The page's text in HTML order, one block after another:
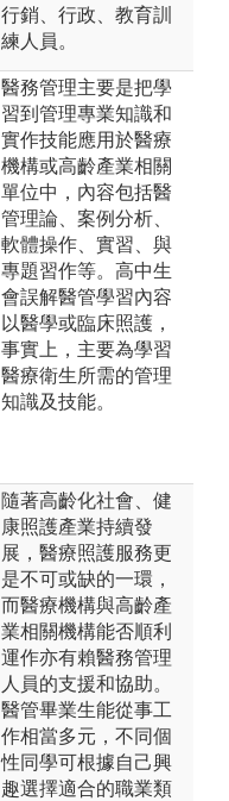
行銷、行政、教育訓
練人員。
醫務管理主要是把學
習到管理專業知識和
實作技能應用於醫療
機構或高齡產業相關
單位中，內容包括醫
管理論、案例分析、
軟體操作、實習、與
專題習作等。高中生
會誤解醫管學習內容
以醫學或臨床照護，
事實上，主要為學習
醫療衛生所需的管理
知識及技能。
隨著高齡化社會、健
康照護產業持續發
展，醫療照護服務更
是不可或缺的一環，
而醫療機構與高齡產
業相關機構能否順利
運作亦有賴醫務管理
人員的支援和協助。
醫管畢業生能從事工
作相當多元，不同個
性同學可根據自己興
趣選擇適合的職業類